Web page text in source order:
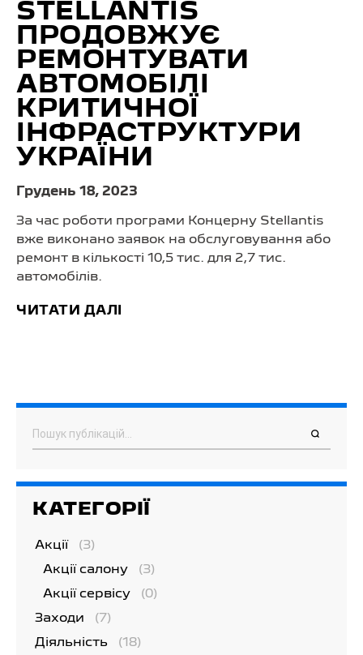
STELLANTIS
ПРОДОВЖУЄ
РЕМОНТУВАТИ
АВТОМОБІЛІ
КРИТИЧНОЇ
ІНФРАСТРУКТУРИ
УКРАЇНИ
Грудень 18, 2023
За час роботи програми Концерну Stellantis
вже виконано заявок на обслуговування або
ремонт в кількості 10,5 тис. для 2,7 тис.
автомобілів.
ЧИТАТИ ДАЛІ
КАТЕГОРІЇ
Акції (3)
Акції салону (3)
Акції сервісу (0)
Заходи (7)
Діяльність (18)